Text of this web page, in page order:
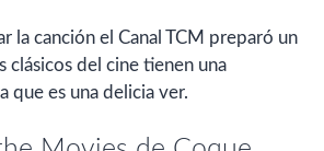
la canción el Canal TCM preparó un
clásicos del cine tienen una
que es una delicia ver.